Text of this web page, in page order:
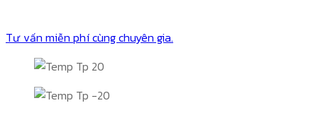
Tư vấn miễn phí cùng chuyên gia.